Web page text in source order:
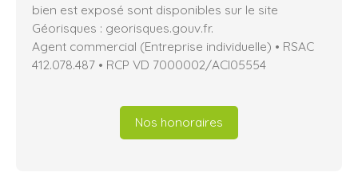
bien est exposé sont disponibles sur le site
Géorisques : georisques.gouv.fr.
Agent commercial (Entreprise individuelle) • RSAC
412.078.487 • RCP VD 7000002/ACI05554
Nos honoraires